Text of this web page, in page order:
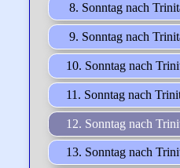
8. Sonntag nach
9. Sonntag nach
10. Sonntag nach
11. Sonntag nach
12. Sonntag nach
13. Sonntag nach